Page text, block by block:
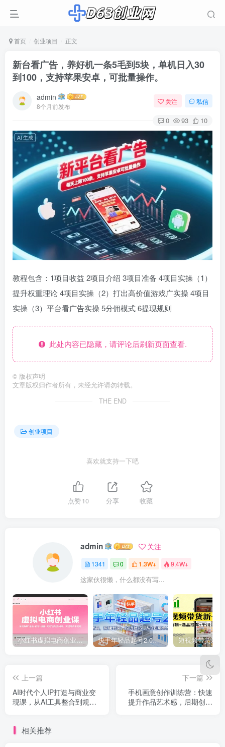
首页 创业项目 正文
新台看广告，养好机一条5毛到5块，单机日入30
到100，支持苹果安卓，可批量操作。
admin
8个月前发布
关注 私信
0 93 10
教程包含：1项目收益 2项目介绍 3项目准备 4项目实操（1）
提升权重理论 4项目实操（2）打出高价值游戏广实操 4项目
实操（3）平台看广告实操 5分佣模式 6提现规则
此处内容已隐藏，请评论后刷新页面查看.
© 版权声明
文章版权归作者所有，未经允许请勿转载。
THE END
创业项目
喜欢就支持一下吧
点赞10 分享 收藏
admin 关注
1341 0 1.3W+ 9.4W+
这家伙很懒，什么都没有写...
小红书虚拟电商创业课，系统拆解选品-内容-流量-变现，实现零成本变现 快手年轻品起号2.0：养号选品，剪辑封面，投流技巧，从0到爆单全流程
上一篇
AI时代个人IP打造与商业变
现课，从AI工具整合到规模
下一篇
手机画意创作训练营：快速
提升作品艺术感，后期创作
相关推荐